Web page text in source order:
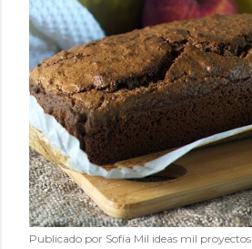
Publicado por Sofía Mil ideas mil proyectos